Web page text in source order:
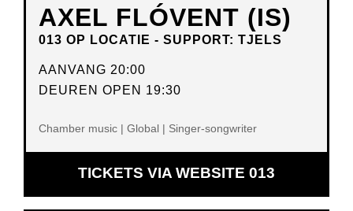
AXEL FLÓVENT (IS)
013 OP LOCATIE - SUPPORT: TJELS
AANVANG 20:00
DEUREN OPEN 19:30
Chamber music | Global | Singer-songwriter
TICKETS VIA WEBSITE 013
IN